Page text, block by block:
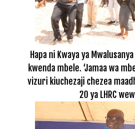
Hapa ni Kwaya ya
kwenda mbele. ‘Jamaa wa
vizuri kiuchezaji chezea
20 ya LHRC